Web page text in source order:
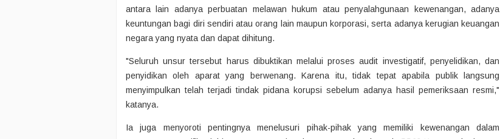
antara lain adanya perbuatan melawan hukum atau penyalahgunaan kewenangan, adanya
keuntungan bagi diri sendiri atau orang lain maupun korporasi, serta adanya kerugian keuangan
negara yang nyata dan dapat dihitung.
"Seluruh unsur tersebut harus dibuktikan melalui proses audit investigatif, penyelidikan, dan
penyidikan oleh aparat yang berwenang. Karena itu, tidak tepat apabila publik langsung
menyimpulkan telah terjadi tindak pidana korupsi sebelum adanya hasil pemeriksaan resmi,"
katanya.
Ia juga menyoroti pentingnya menelusuri pihak-pihak yang memiliki kewenangan dalam